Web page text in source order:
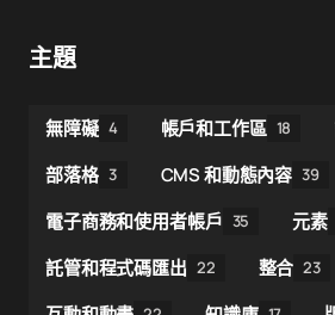
主題
無障礙 4 帳戶和工作區 18
部落格 3 CMS 和動態內容 39
電子商務和使用者帳戶 35 元素
託管和程式碼匯出 22 整合 23